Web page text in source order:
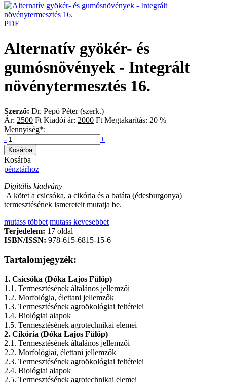
PDF
Alternatív gyökér- és
gumósnövények - Integrált
növénytermesztés 16.
Szerző: Dr. Pepó Péter (szerk.)
Ár: 2500 Ft Kiadói ár: 2000 Ft Megtakarítás: 20 %
Mennyiség*:
-
+
Kosárba
pénztárhoz
Digitális kiadvány
A kötet a csicsóka, a cikória és a batáta (édesburgonya)
termesztésének ismereteit mutatja be.
mutass többet mutass kevesebbet
Terjedelem: 17 oldal
ISBN/ISSN: 978-615-6815-15-6
Tartalomjegyzék:
1. Csicsóka (Dóka Lajos Fülöp)
1.1. Termesztésének általános jellemzői
1.2. Morfológia, élettani jellemzők
1.3. Termesztésének agroökológiai feltételei
1.4. Biológiai alapok
1.5. Termesztésének agrotechnikai elemei
2. Cikória (Dóka Lajos Fülöp)
2.1. Termesztésének általános jellemzői
2.2. Morfológiai, élettani jellemzők
2.3. Termesztésének agroökológiai feltételei
2.4. Biológiai alapok
2.5. Termesztésének agrotechnikai elemei